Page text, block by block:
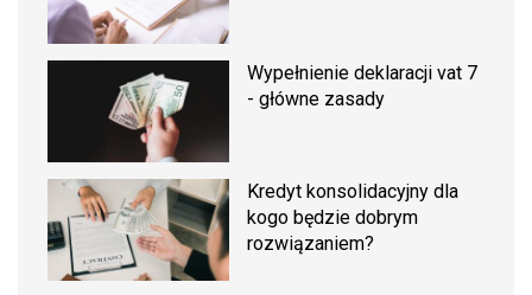
Wypełnienie deklaracji vat 7
- główne zasady
Kredyt konsolidacyjny dla
kogo będzie dobrym
rozwiązaniem?